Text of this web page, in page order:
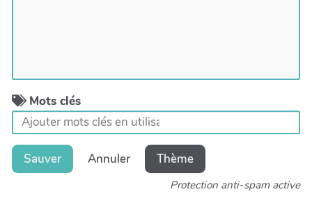
Mots clés
Sauver Annuler Thème
Protection anti-spam active